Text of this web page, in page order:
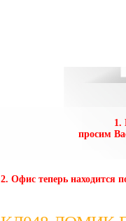
1.
просим
2. Офис теперь находится